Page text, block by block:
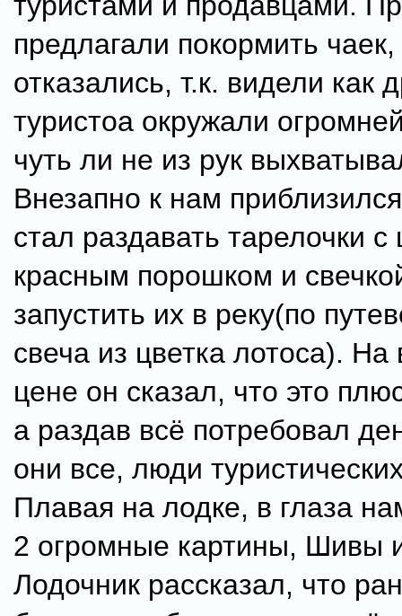
предлагали покормить
отказались, т.к. видели как
туристоа окружали
чуть ли не из рук
Внезапно к нам
стал раздавать тарелочки с
красным порошком и
запустить их в реку(по
свеча из цветка лотоса). На
цене он сказал, что это
а раздав всё потребовал
они все, люди
Плавая на лодке, в глаза
2 огромные картины, Шивы
Лодочник рассказал, что